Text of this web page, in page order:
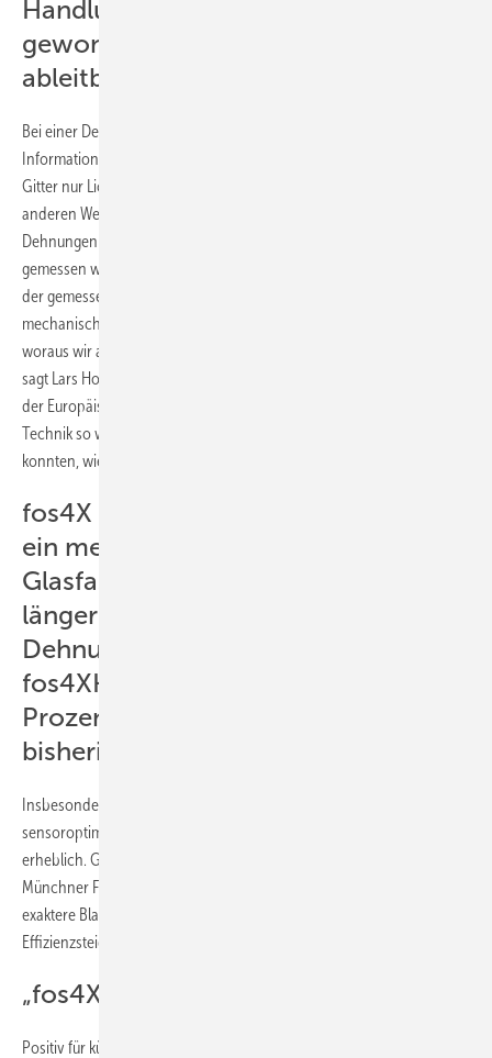
Handlungsanweisungen direkt aus
gewonnenen Informationen
ableitbar
Bei einer Dehnung oder Stauchung der Faser verändert sich laut BINE-
Informationsdienst die Wellenlänge des reflektierten Lichts. Da jedes
Gitter nur Licht einer bestimmten Wellenlänge zurückwerfe und die
anderen Wellenlängen ungehindert passieren lasse, können
Dehnungen und Stauchungen an vielen Stellen der Faser gleichzeitig
gemessen werden. „Die ankommenden Informationen, die anhand
der gemessenen Belastungsspitzen Auskunft über Temperaturen und
mechanische Zustände geben, werden im Messgerät ausgewertet,
woraus wir automatisch Handlungsanweisungen ableiten können“,
sagt Lars Hoffmann. Der Durchbruch sei bei einem Forschungsprojekt
der Europäischen Weltraumbehörde ESA erreicht worden, als man die
Technik so weit optimiert hatte, dass Vibrationen gemessen werden
konnten, wie sie bei einer Ariane-Rakete entstehen.
fos4X FasersensorKaum dicker als
ein menschliches Haar, sollen die
Glasfasersensoren bis zu 1000 mal
länger halten als herkömmliche
Dehnungsmessstreifen.Foto:
fos4XHoffnung auf zehn bis 15
Prozent mehr Effizienz als mit
bisherigen Messsystemen
Insbesondere bei großen Windanlagen sei der Nutzen einer
sensoroptimierten Blattregelung laut BINE-Informationsdienst
erheblich. Gegenüber bestehenden Systemen erhoffen sich die
Münchner Forscher mit ihrer ausgefeilten Messtechnik eine noch
exaktere Blattregelung, die einigen Literaturquellen zufolge
Effizienzsteigerungen zwischen zehn und 15 Prozent zur Folge hätten.
„fos4X“ auch nachrüstbar
Positiv für künftige Nutzer: Die Glasfasersensoren können sowohl